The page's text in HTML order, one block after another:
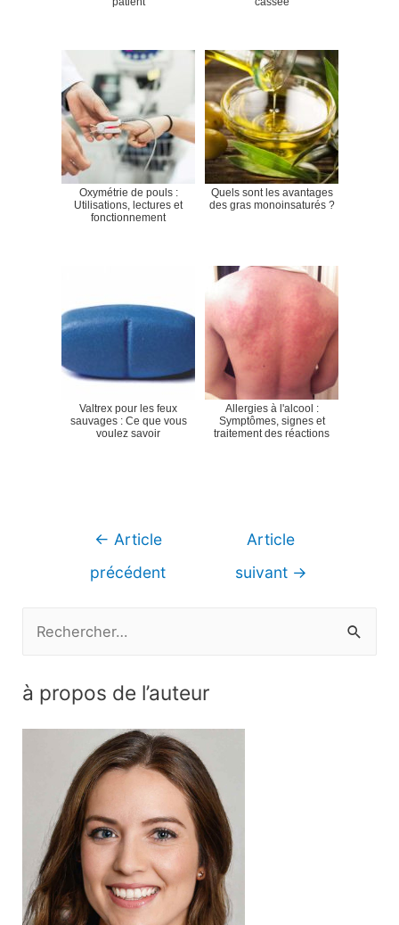
Oxymétrie de pouls :
Utilisations, lectures et
fonctionnement
Quels sont les avantages
des gras monoinsaturés ?
Valtrex pour les feux
sauvages : Ce que vous
voulez savoir
Allergies à l'alcool :
Symptômes, signes et
traitement des réactions
Navigation
← Article
précédent
Article
suivant →
h
à propos de l’auteur